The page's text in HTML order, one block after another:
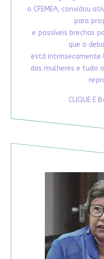
o CFEMEA, convidou
para
e possíveis brechas
que o
está intrinsecamente
das mulheres e tudo
CLIQUE E